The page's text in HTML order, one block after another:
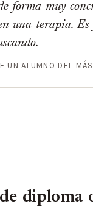
forma muy
una terapia. Es
UN ALUMNO DEL
diploma